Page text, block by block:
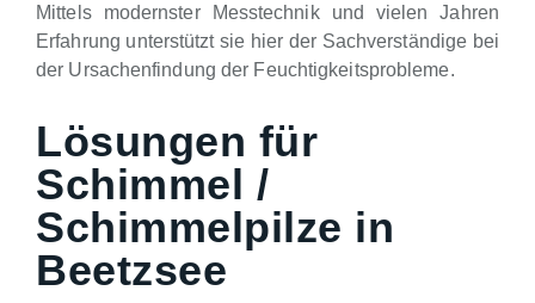
Mittels modernster Messtechnik und vielen Jahren
Erfahrung unterstützt sie hier der Sachverständige bei
der Ursachenfindung der Feuchtigkeitsprobleme.
Lösungen für
Schimmel /
Schimmelpilze in
Beetzsee